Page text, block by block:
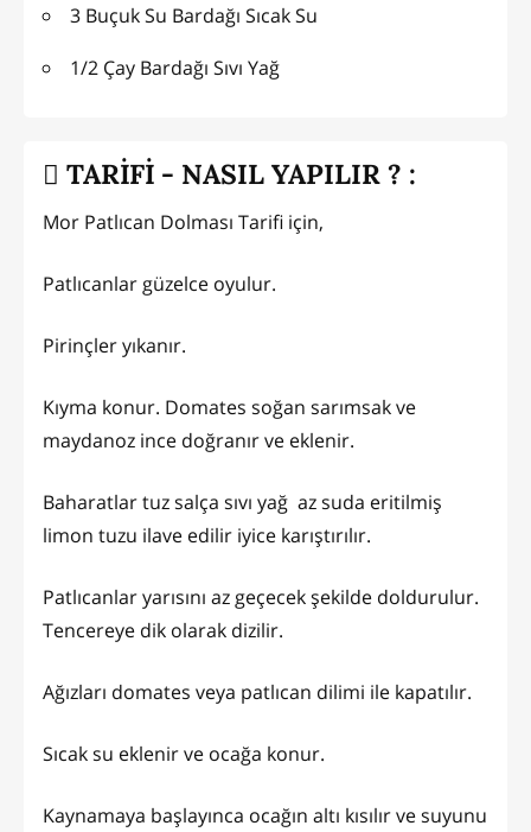
3 Buçuk Su Bardağı Sıcak Su
1/2 Çay Bardağı Sıvı Yağ
TARİFİ - NASIL YAPILIR ? :
Mor Patlıcan Dolması Tarifi için,
Patlıcanlar güzelce oyulur.
Pirinçler yıkanır.
Kıyma konur. Domates soğan sarımsak ve
maydanoz ince doğranır ve eklenir.
Baharatlar tuz salça sıvı yağ az suda eritilmiş
limon tuzu ilave edilir iyice karıştırılır.
Patlıcanlar yarısını az geçecek şekilde doldurulur.
Tencereye dik olarak dizilir.
Ağızları domates veya patlıcan dilimi ile kapatılır.
Sıcak su eklenir ve ocağa konur.
Kaynamaya başlayınca ocağın altı kısılır ve suyunu